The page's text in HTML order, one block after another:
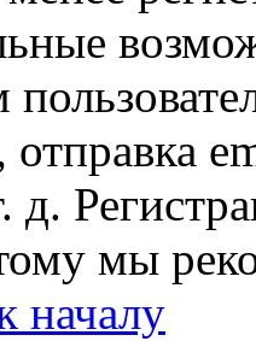
д.
мы
началу